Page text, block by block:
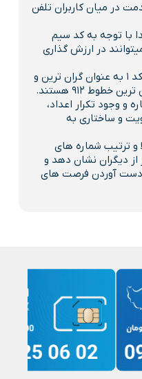
در میان کاربران تلفن
با توجه به کد سیم
در ارزش گذاری
کد های سیم کارت 912 به ترتیب کد 1 به عنوان گران ترین و
و وجود تکرار اعداد،
و ساختاری به
بالا و ترتیب شماره های
از دیگران نشان دهد و
دست آوردن فرصت های